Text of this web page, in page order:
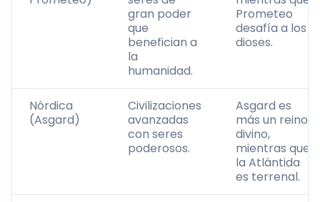
gran poder
que
benefician a
la
humanidad.
Prometeo
desafía a los
dioses.
Nórdica
(Asgard)
Civilizaciones
avanzadas
con seres
poderosos.
Asgard es
más un reino
divino,
mientras que
la Atlántida
es terrenal.